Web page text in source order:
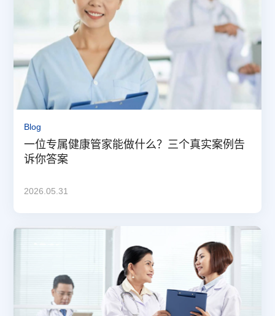
Blog
一位专属健康管家能做什么？三个真实案例告
诉你答案
2026.05.31